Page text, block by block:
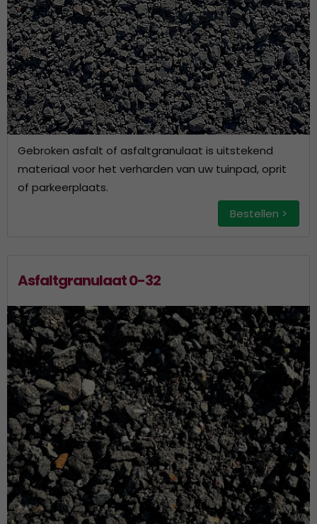
Gebroken asfalt of asfaltgranulaat is uitstekend
materiaal voor het verharden van uw tuinpad, oprit
of parkeerplaats.
Bestellen >
Asfaltgranulaat 0-32